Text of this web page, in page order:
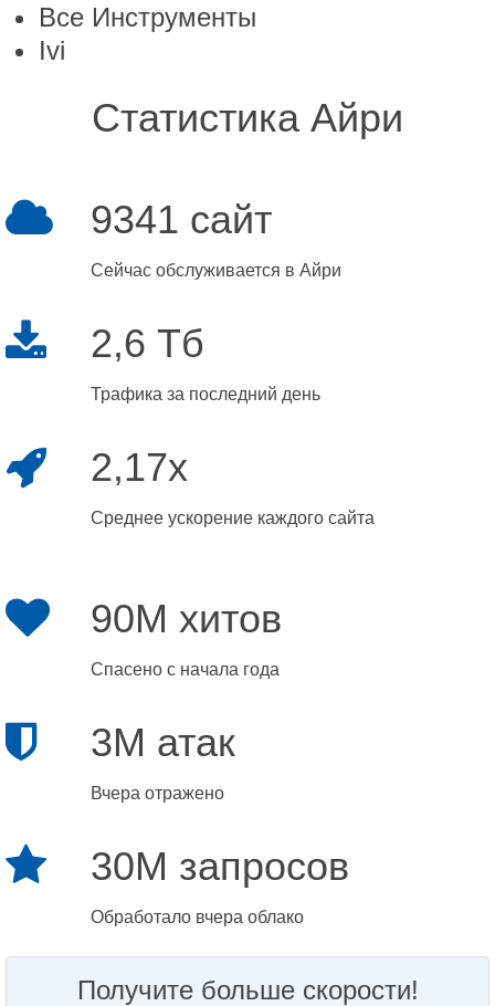
Все Инструменты
Ivi
Статистика Айри
9341 сайт
Сейчас обслуживается в Айри
2,6 Тб
Трафика за последний день
2,17x
Среднее ускорение каждого сайта
90M хитов
Спасено с начала года
3M атак
Вчера отражено
30M запросов
Обработало вчера облако
Получите больше скорости!